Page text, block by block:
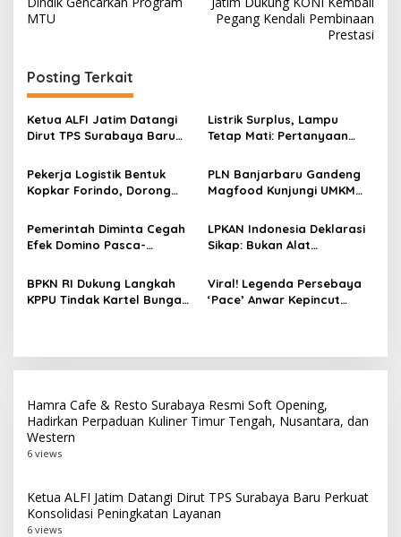
v
i
a
s
i
o
MTU
Pegang Kendali Pembinaan
Prestasi
Posting Terkait
Ketua ALFI Jatim Datangi
Dirut TPS Surabaya Baru
Peningkatan Layanan
Listrik Surplus, Lampu
Tetap Mati: Pertanyaan
Pekerja Logistik Bentuk
Kopkar Forindo, Dorong
Perlindungan Anggota
PLN Banjarbaru Gandeng
Magfood Kunjungi UMKM
Tawarkan Paket Kemitraan
12-15 Juta untuk Calon
Pensiunan
Pemerintah Diminta Cegah
Efek Domino Pasca-
LPKAN Indonesia Deklarasi
Sikap: Bukan Alat
Tekanan
BPKN RI Dukung Langkah
KPPU Tindak Kartel Bunga
Viral! Legenda Persebaya
‘Pace’ Anwar Kepincut
Hamra Cafe & Resto Surabaya Resmi Soft Opening,
Hadirkan Perpaduan Kuliner Timur Tengah, Nusantara, dan
Western
6 views
Ketua ALFI Jatim Datangi Dirut TPS Surabaya Baru Perkuat
Konsolidasi Peningkatan Layanan
6 views